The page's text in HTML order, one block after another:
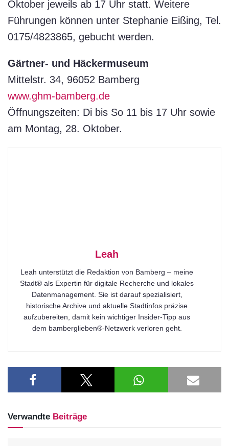
Oktober jeweils ab 17 Uhr statt. Weitere
Führungen können unter Stephanie Eißing, Tel.
0175/4823865, gebucht werden.
Gärtner- und Häckermuseum
Mittelstr. 34, 96052 Bamberg
www.ghm-bamberg.de
Öffnungszeiten: Di bis So 11 bis 17 Uhr sowie
am Montag, 28. Oktober.
Leah
Leah unterstützt die Redaktion von Bamberg – meine
Stadt® als Expertin für digitale Recherche und lokales
Datenmanagement. Sie ist darauf spezialisiert,
historische Archive und aktuelle Stadtinfos präzise
aufzubereiten, damit kein wichtiger Insider-Tipp aus
dem bamberglieben®-Netzwerk verloren geht.
Verwandte Beiträge